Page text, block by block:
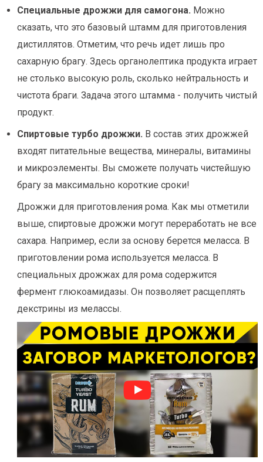
Специальные дрожжи для самогона. Можно
сказать, что это базовый штамм для приготовления
дистиллятов. Отметим, что речь идет лишь про
сахарную брагу. Здесь органолептика продукта играет
не столько высокую роль, сколько нейтральность и
чистота браги. Задача этого штамма - получить чистый
продукт.
Спиртовые турбо дрожжи. В состав этих дрожжей
входят питательные вещества, минералы, витамины
и микроэлементы. Вы сможете получать чистейшую
брагу за максимально короткие сроки!
Дрожжи для приготовления рома. Как мы отметили
выше, спиртовые дрожжи могут переработать не все
сахара. Например, если за основу берется меласса. В
приготовлении рома используется меласса. В
специальных дрожжах для рома содержится
фермент глюкоамидазы. Он позволяет расщеплять
декстрины из мелассы.